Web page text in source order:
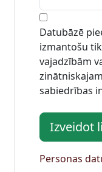
Datubāzē
izmantošu
vajadzībām
sabiedrības
Izveidot
Personas